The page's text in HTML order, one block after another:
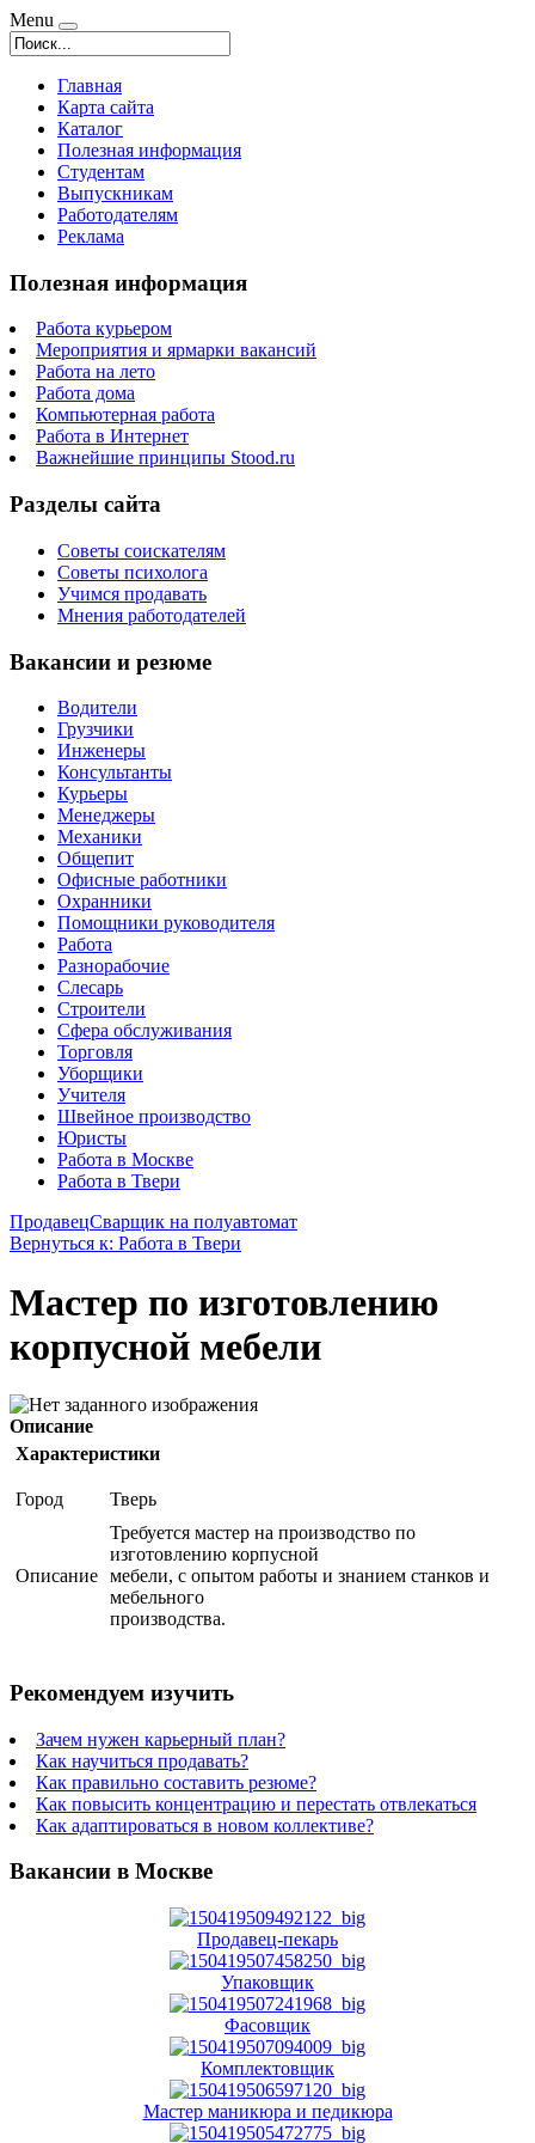
Menu
Главная
Карта сайта
Каталог
Полезная информация
Студентам
Выпускникам
Работодателям
Реклама
Полезная информация
Работа курьером
Мероприятия и ярмарки вакансий
Работа на лето
Работа дома
Компьютерная работа
Работа в Интернет
Важнейшие принципы Stood.ru
Разделы сайта
Советы соискателям
Советы психолога
Учимся продавать
Мнения работодателей
Вакансии и резюме
Водители
Грузчики
Инженеры
Консультанты
Курьеры
Менеджеры
Механики
Общепит
Офисные работники
Охранники
Помощники руководителя
Работа
Разнорабочие
Слесарь
Строители
Сфера обслуживания
Торговля
Уборщики
Учителя
Швейное производство
Юристы
Работа в Москве
Работа в Твери
ПродавецСварщик на полуавтомат
Вернуться к: Работа в Твери
Мастер по изготовлению
корпусной мебели
Описание
Характеристики
Город Тверь
Описание
Требуется мастер на производство по
изготовлению корпусной
мебели, с опытом работы и знанием станков и
мебельного
производства.
Рекомендуем изучить
Зачем нужен карьерный план?
Как научиться продавать?
Как правильно составить резюме?
Как повысить концентрацию и перестать отвлекаться
Как адаптироваться в новом коллективе?
Вакансии в Москве
Продавец-пекарь
Упаковщик
Фасовщик
Комплектовщик
Мастер маникюра и педикюра